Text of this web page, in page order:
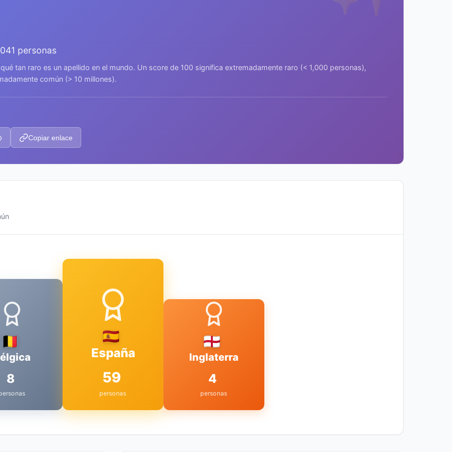
personas
tan raro es un apellido en el mundo. Un score de 100 significa extremadamente raro (< 1,000 personas),
común (> 10 millones).
Copiar enlace
8
España
59
personas
Inglaterra
4
personas